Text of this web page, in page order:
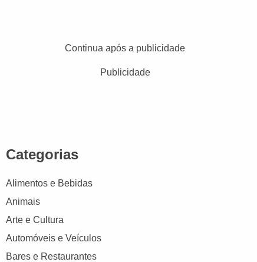
Continua após a publicidade
Publicidade
Categorias
Alimentos e Bebidas
Animais
Arte e Cultura
Automóveis e Veículos
Bares e Restaurantes